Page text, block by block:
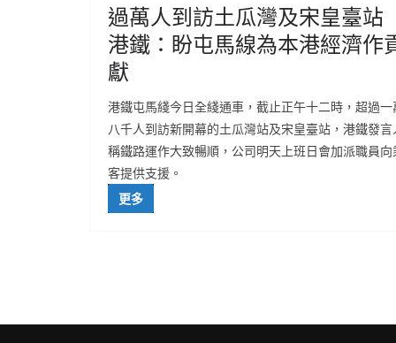
過萬人到訪土瓜灣及宋皇臺站
港鐵：盼屯馬線為本港經濟作
獻
港鐵屯馬綫今日全綫通車，截止正午十二時，超過一
八千人到訪新開幕的土瓜灣站及宋皇臺站，港鐵發言
稱鐵路運作大致暢順，公司明天上班日會加派職員向
客提供支援。
更多